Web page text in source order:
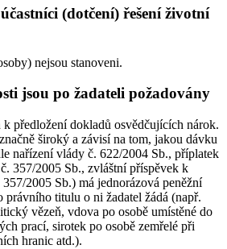
(dotčení) řešení životní
nejsou stanoveni.
jsou po žadateli požadovány
předložení dokladů osvědčujících nárok.
široký a závisí na tom, jakou dávku
nařízení vlády č. 622/2004 Sb., příplatek
357/2005 Sb., zvláštní příspěvek k
2005 Sb.) má jednorázová peněžní
právního titulu o ni žadatel žádá (např.
vězeň, vdova po osobě umístěné do
prací, sirotek po osobě zemřelé při
hranic atd.).